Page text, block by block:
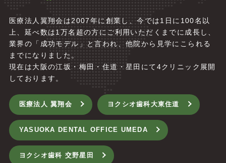
医療法人翼翔会は2007年に創業し、今では1日に100名以
上、延べ数は1万名超の方にご利用いただくまでに成長し、
業界の「成功モデル」と言われ、他院から見学にこられる
までになりました。
現在は大阪の江坂・梅田・住道・星田にて4クリニック展開
しております。
医療法人 翼翔会 ヨクシオ歯科大東住道
YASUOKA DENTAL OFFICE UMEDA
ヨクシオ歯科 交野星田